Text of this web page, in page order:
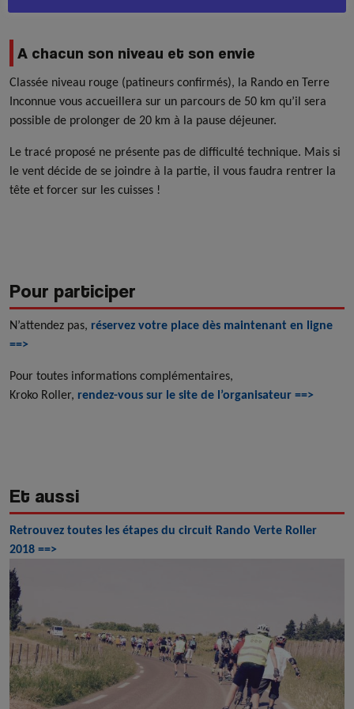
A chacun son niveau et son envie
Classée niveau rouge (patineurs confirmés), la Rando en Terre
Inconnue vous accueillera sur un parcours de 50 km qu’il sera
possible de prolonger de 20 km à la pause déjeuner.
Le tracé proposé ne présente pas de difficulté technique. Mais si
le vent décide de se joindre à la partie, il vous faudra rentrer la
tête et forcer sur les cuisses !
Pour participer
N’attendez pas, réservez votre place dès maintenant en ligne
==>
Pour toutes informations complémentaires,
Kroko Roller, rendez-vous sur le site de l’organisateur ==>
Et aussi
Retrouvez toutes les étapes du circuit Rando Verte Roller
2018 ==>